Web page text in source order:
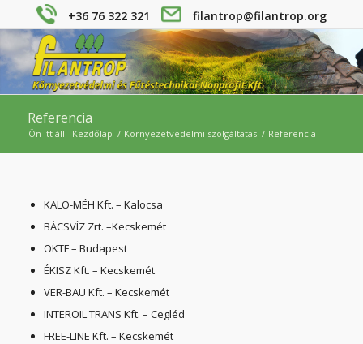
+36 76 322 321 filantrop@filantrop.org
Referencia
Ön itt áll: Kezdőlap / Környezetvédelmi szolgáltatás / Referencia
KALO-MÉH Kft. – Kalocsa
BÁCSVÍZ Zrt. –Kecskemét
OKTF – Budapest
ÉKISZ Kft. – Kecskemét
VER-BAU Kft. – Kecskemét
INTEROIL TRANS Kft. – Cegléd
FREE-LINE Kft. – Kecskemét